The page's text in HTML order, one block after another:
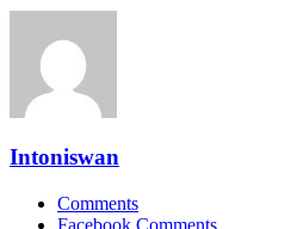
Intoniswan
Comments